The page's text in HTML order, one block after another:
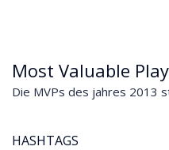
Most Valuable
Die MVPs des jahres 2013
HASHTAGS